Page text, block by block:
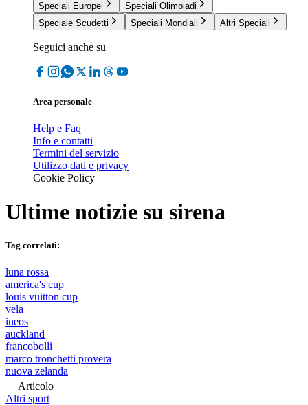
Speciali Europei
Speciali Olimpiadi
Speciale Scudetti
Speciali Mondiali Altri Speciali
Seguici anche su
Area personale
Help e Faq
Info e contatti
Termini del servizio
Utilizzo dati e privacy
Cookie Policy
Ultime notizie su sirena
Tag correlati:
luna rossa
america's cup
louis vuitton cup
vela
ineos
auckland
francobolli
marco tronchetti provera
nuova zelanda
Articolo
Altri sport